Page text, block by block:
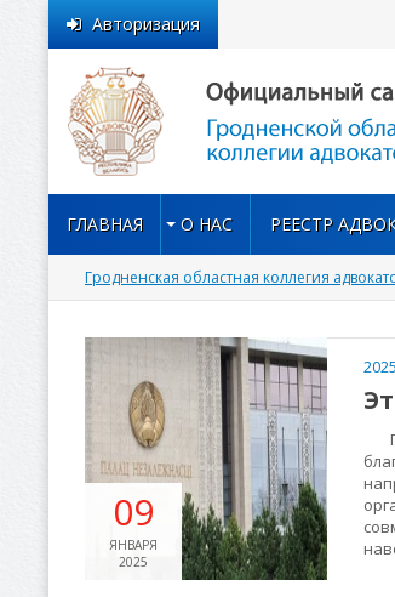
Авторизация
ГЛАВНАЯ О НАС РЕЕСТР
Гродненская областная коллегия
09
ЯНВАРЯ
2025